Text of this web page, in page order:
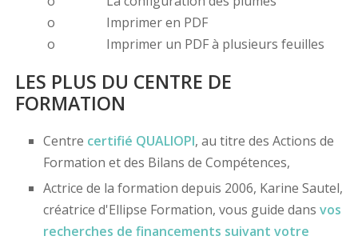
o Imprimer en PDF
o Imprimer un PDF à plusieurs feuilles
LES PLUS DU CENTRE DE
FORMATION
Centre certifié QUALIOPI, au titre des Actions de
Formation et des Bilans de Compétences,
Actrice de la formation depuis 2006, Karine Sautel,
créatrice d'Ellipse Formation, vous guide dans vos
recherches de financements suivant votre